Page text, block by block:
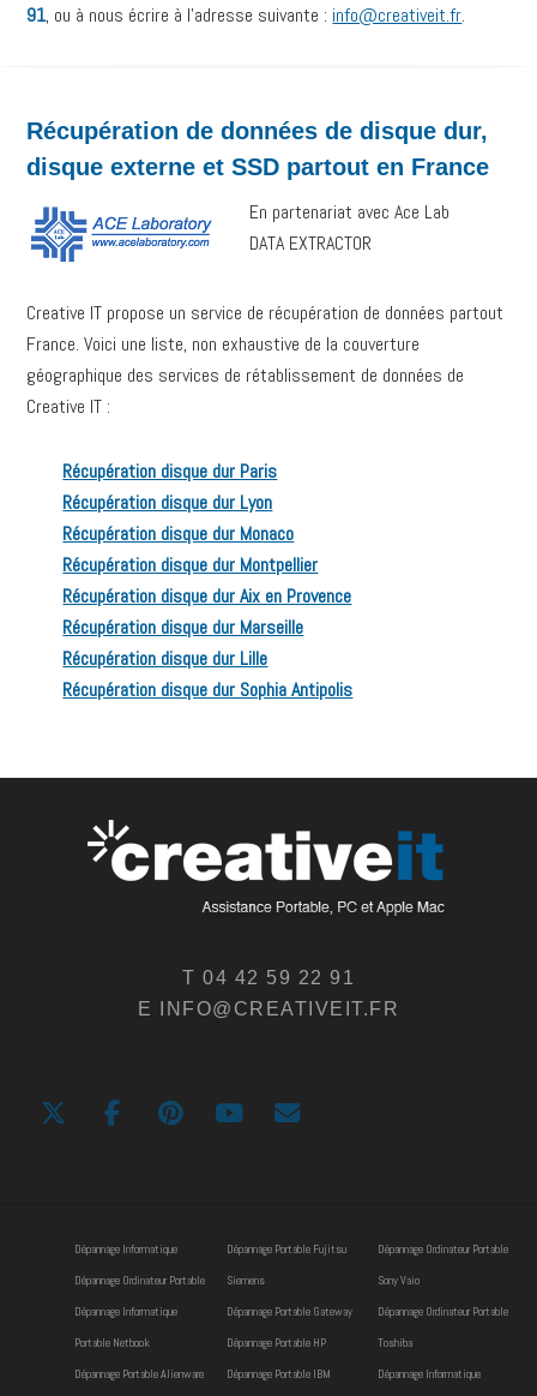
91, ou à nous écrire à l’adresse suivante : info@creativeit.fr.
Récupération de données de disque dur,
disque externe et SSD partout en France
En partenariat avec Ace Lab
DATA EXTRACTOR
Creative IT propose un service de récupération de données partout
France. Voici une liste, non exhaustive de la couverture
géographique des services de rétablissement de données de
Creative IT :
Récupération disque dur Paris
Récupération disque dur Lyon
Récupération disque dur Monaco
Récupération disque dur Montpellier
Récupération disque dur Aix en Provence
Récupération disque dur Marseille
Récupération disque dur Lille
Récupération disque dur Sophia Antipolis
T 04 42 59 22 91
E INFO@CREATIVEIT.FR
Dépannage Informatique
Dépannage Ordinateur Portable
Dépannage Informatique
Portable Netbook
Dépannage Portable Alienware
Dépannage Portable Fujitsu
Siemens
Dépannage Portable Gateway
Dépannage Portable HP
Dépannage Portable IBM
Dépannage Ordinateur Portable
Sony Vaio
Dépannage Ordinateur Portable
Toshiba
Dépannage Informatique